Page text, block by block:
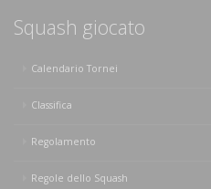
Squash giocato
Calendario Tornei
Classifica
Regolamento
Regole dello Squash